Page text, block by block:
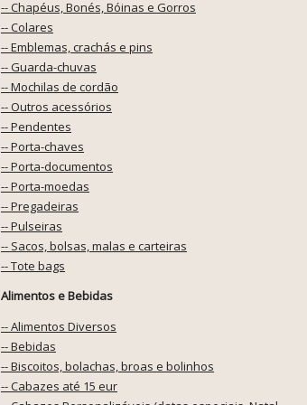
-- Chapéus, Bonés, Bóinas e Gorros
-- Colares
-- Emblemas, crachás e pins
-- Guarda-chuvas
-- Mochilas de cordão
-- Outros acessórios
-- Pendentes
-- Porta-chaves
-- Porta-documentos
-- Porta-moedas
-- Pregadeiras
-- Pulseiras
-- Sacos, bolsas, malas e carteiras
-- Tote bags
Alimentos e Bebidas
-- Alimentos Diversos
-- Bebidas
-- Biscoitos, bolachas, broas e bolinhos
-- Cabazes até 15 eur